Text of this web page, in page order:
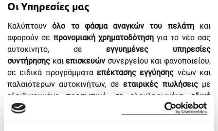
Οι Υπηρεσίες μας
Καλύπτουνόλο το φάσμα αναγκών του πελάτηκαι
αφορούν σε προνομιακή χρηματοδότηση για το νέο σας
αυτοκίνητο, σεεγγυημένες υπηρεσίες
συντήρησης καιεπισκευών συνεργείου και φανοποιείου,
σε ειδικά προγράμματα επέκτασης εγγύησης νέων και
παλαιότερων αυτοκινήτων, σεεταιρικές πωλήσειςμε
εξειδικευμένο προσωπικό, σε ολοκληρωμένη οδική
βοήθεια
προσεκτική επιλογή μεταχειρισμένων